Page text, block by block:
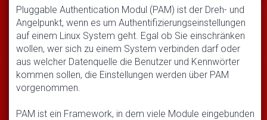
Pluggable Authentication Modul (PAM) ist der Dreh- und
Angelpunkt, wenn es um Authentifizierungseinstellungen
auf einem Linux System geht. Egal ob Sie einschränken
wollen, wer sich zu einem System verbinden darf oder
aus welcher Datenquelle die Benutzer und Kennwörter
kommen sollen, die Einstellungen werden über PAM
vorgenommen.
PAM ist ein Framework, in dem viele Module eingebunden